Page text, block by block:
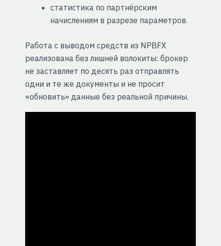
статистика по партнёрским
начислениям в разрезе параметров.
Работа с выводом средств из NPBFX
реализована без лишней волокиты: брокер
не заставляет по десять раз отправлять
одни и те же документы и не просит
«обновить» данные без реальной причины.